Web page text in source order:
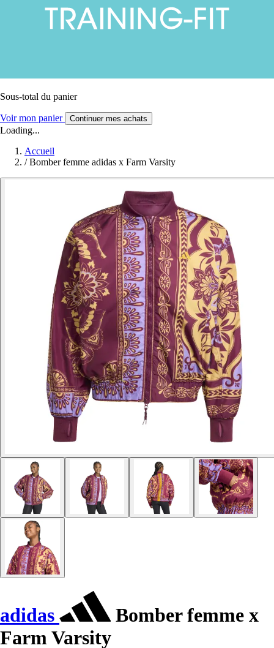
Sous-total du panier
Voir mon panier Continuer mes achats
Loading...
Accueil
/ Bomber femme adidas x Farm Varsity
adidas
Bomber femme x
Farm Varsity